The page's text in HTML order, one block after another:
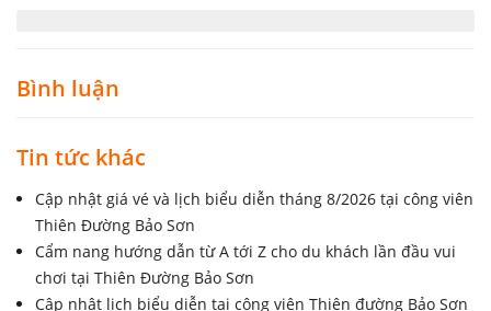
-----------
Địa chỉ: Km5+200, đường Lê Trọng Tấn, An Khánh, Hoài Đức,
Hà Nội
Hotline: 1900.066.808 hoặc 0985355861 và 0989059495 (Giờ
hành chính)